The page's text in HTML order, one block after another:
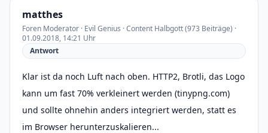
matthes
Foren Moderator · Evil Genius · Content Halbgott (973 Beiträge) ·
01.09.2018, 14:21 Uhr
Antwort
Klar ist da noch Luft nach oben. HTTP2, Brotli, das Logo
kann um fast 70% verkleinert werden (tinypng.com)
und sollte ohnehin anders integriert werden, statt es
im Browser herunterzuskalieren...